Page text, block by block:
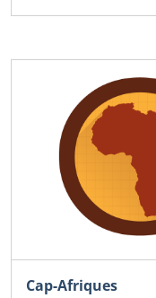
Cap-Afriques